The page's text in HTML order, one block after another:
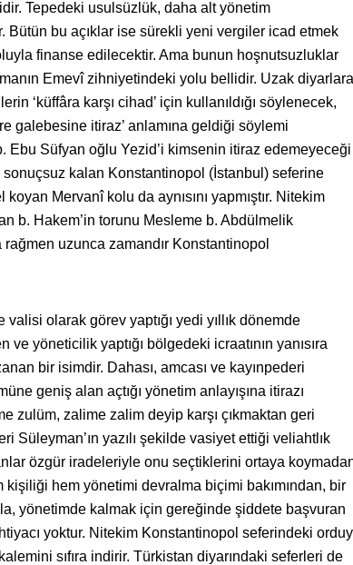
Tepedeki usulsüzlük, daha alt yönetim
bu açıklar ise sürekli yeni vergiler icad etmek
finanse edilecektir. Ama bunun hoşnutsuzluklar
Emevî zihniyetindeki yolu bellidir. Uzak diyarlara
‘küffâra karşı cihad’ için kullanıldığı söylenecek,
galebesine itiraz’ anlamına geldiği söylemi
Ebu Süfyan oğlu Yezid’i kimsenin itiraz edemeyeceği
kalan Konstantinopol (İstanbul) seferine
Mervanî kolu da aynısını yapmıştır. Nitekim
b. Hakem’in torunu Mesleme b. Abdülmelik
uzunca zamandır Konstantinopol
olarak görev yaptığı yedi yıllık dönemde
yöneticilik yaptığı bölgedeki icraatının yanısıra
bir isimdir. Dahası, amcası ve kayınpederi
geniş alan açtığı yönetim anlayışına itirazı
zulüm, zalime zalim deyip karşı çıkmaktan geri
Süleyman’ın yazılı şekilde vasiyet ettiği veliahtlık
özgür iradeleriyle onu seçtiklerini ortaya
hem yönetimi devralma biçimi bakımından, bir
yönetimde kalmak için gereğinde şiddete başvuran
yoktur. Nitekim Konstantinopol seferindeki
sıfıra indirir. Türkistan diyarındaki seferleri de